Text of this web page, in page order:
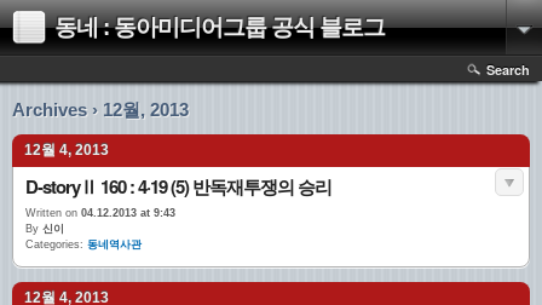
동네 : 동아미디어그룹 공식 블로그
Search
Archives › 12월, 2013
12월 4, 2013
D-storyⅡ 160 : 4·19 (5) 반독재투쟁의 승리
Written on 04.12.2013 at 9:43
By 신이
Categories: 동네역사관
12월 4, 2013